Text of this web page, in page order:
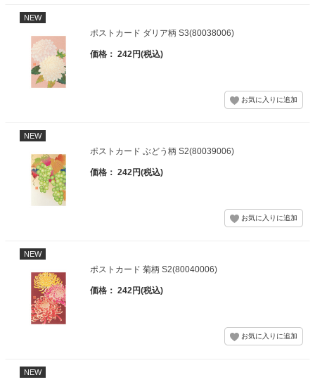
NEW
ポストカード ダリア柄 S3(80038006)
価格： 242円(税込)
NEW
ポストカード ぶどう柄 S2(80039006)
価格： 242円(税込)
NEW
ポストカード 菊柄 S2(80040006)
価格： 242円(税込)
NEW